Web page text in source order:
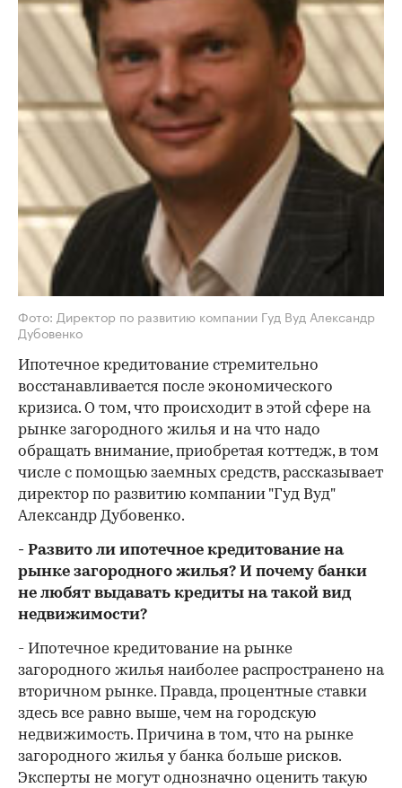
Фото: Директор по развитию компании Гуд Вуд Александр
Дубовенко
Ипотечное кредитование стремительно
восстанавливается после экономического
кризиса. О том, что происходит в этой сфере на
рынке загородного жилья и на что надо
обращать внимание, приобретая коттедж, в том
числе с помощью заемных средств, рассказывает
директор по развитию компании "Гуд Вуд"
Александр Дубовенко.
- Развито ли ипотечное кредитование на
рынке загородного жилья? И почему банки
не любят выдавать кредиты на такой вид
недвижимости?
- Ипотечное кредитование на рынке
загородного жилья наиболее распространено на
вторичном рынке. Правда, процентные ставки
здесь все равно выше, чем на городскую
недвижимость. Причина в том, что на рынке
загородного жилья у банка больше рисков.
Эксперты не могут однозначно оценить такую